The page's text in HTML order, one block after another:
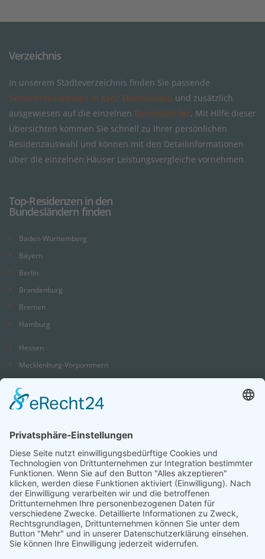
Verzeichnis
In unserem Städteverzeichnis finden Sie passende
Seniorenresidenzen in ganz Deutschland und zusätzlich
ausgewiesen auf die einzelnen Bundesländer. Mit Hilfe dieser
Übersichten kommen Sie schnell zu Ihrer persönlichen
Residenzauswahl und können mit den Detailinformationen
über die einzelnen Häuser Leistungsvergleiche vornehmen.
Top-Residenzen in den
Bundesländern finden
Baden-Württemberg
Bayern
Berlin
Brandenburg
Bremen
Hamburg
Hessen
Mecklenburg-Vorpommern
Niedersachsen
Nordrhein-Westfalen
Saarland
Sachsen
Sachsen-Anhalt
Schleswig-Holstein
Thüringen